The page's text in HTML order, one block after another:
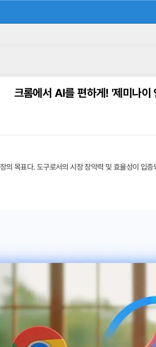
크롬에서 AI를 편하게! '제미나이
의 목표다. 도구로서의 시장 장악력 및 효율성이 입